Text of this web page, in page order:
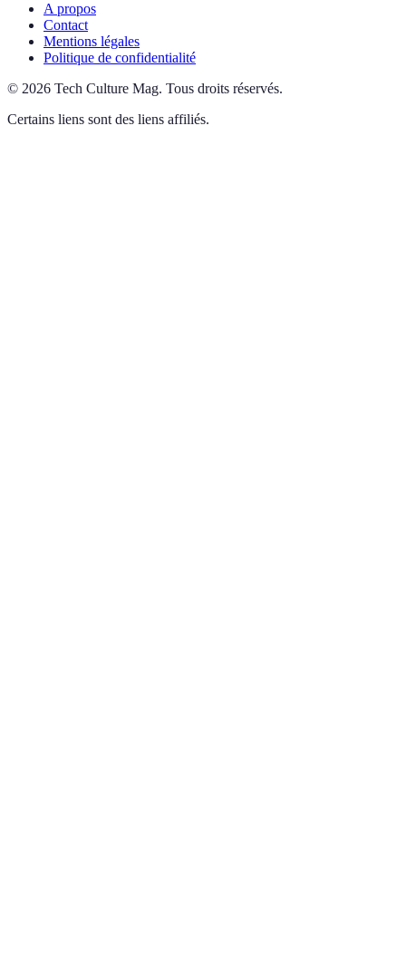
A propos
Contact
Mentions légales
Politique de confidentialité
© 2026 Tech Culture Mag. Tous droits réservés.
Certains liens sont des liens affiliés.